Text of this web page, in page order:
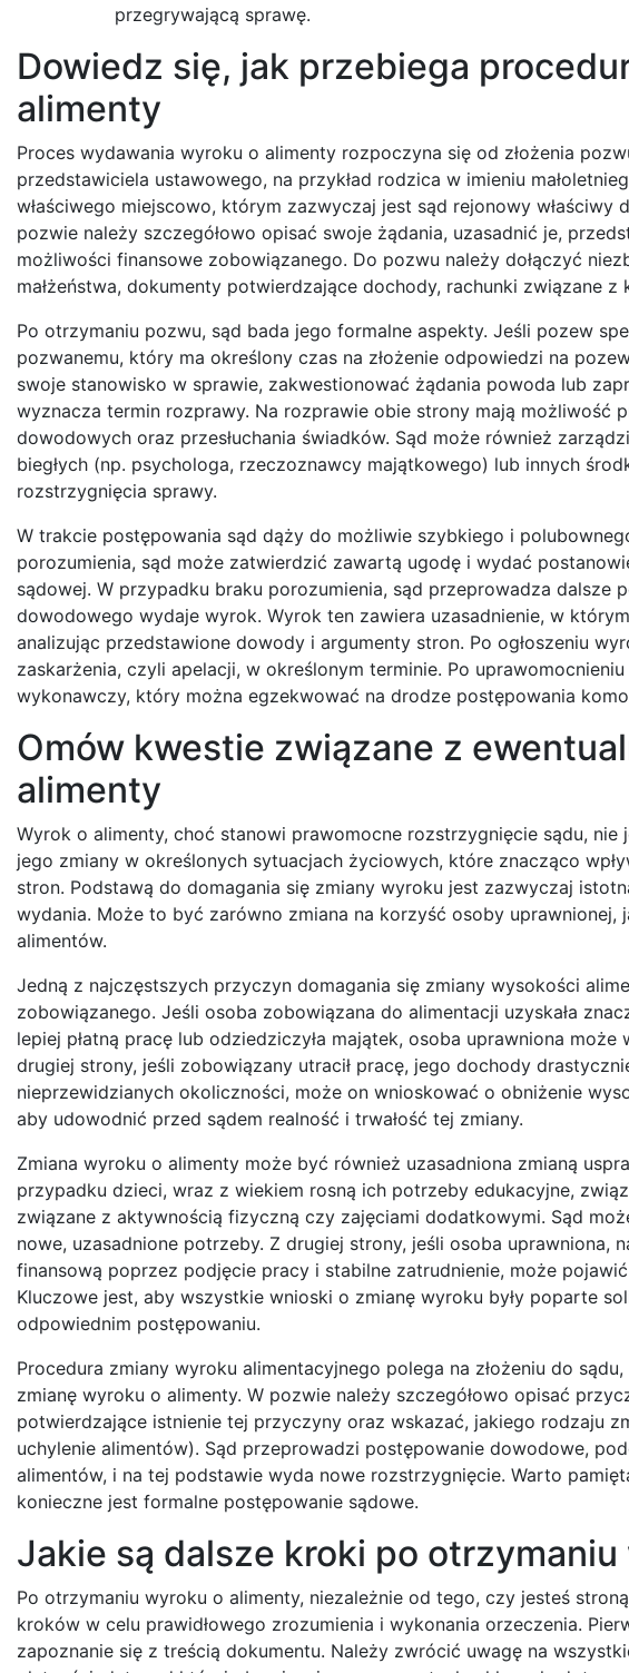
przegrywającą sprawę.
Dowiedz się, jak przebiega
alimenty
Proces wydawania wyroku o alimenty rozpoczyna się od złożenia
przedstawiciela ustawowego, na przykład rodzica w imieniu
właściwego miejscowo, którym zazwyczaj jest sąd rejonowy właściwy
pozwie należy szczegółowo opisać swoje żądania, uzasadnić je,
możliwości finansowe zobowiązanego. Do pozwu należy dołączyć
małżeństwa, dokumenty potwierdzające dochody, rachunki związane
Po otrzymaniu pozwu, sąd bada jego formalne aspekty. Jeśli pozew
pozwanemu, który ma określony czas na złożenie odpowiedzi na
swoje stanowisko w sprawie, zakwestionować żądania powoda lub
wyznacza termin rozprawy. Na rozprawie obie strony mają możliwość
dowodowych oraz przesłuchania świadków. Sąd może również
biegłych (np. psychologa, rzeczoznawcy majątkowego) lub innych
rozstrzygnięcia sprawy.
W trakcie postępowania sąd dąży do możliwie szybkiego i
porozumienia, sąd może zatwierdzić zawartą ugodę i wydać
sądowej. W przypadku braku porozumienia, sąd przeprowadza dalsze
dowodowego wydaje wyrok. Wyrok ten zawiera uzasadnienie, w
analizując przedstawione dowody i argumenty stron. Po ogłoszeniu
zaskarżenia, czyli apelacji, w określonym terminie. Po
wykonawczy, który można egzekwować na drodze postępowania
Omów kwestie związane z
alimenty
Wyrok o alimenty, choć stanowi prawomocne rozstrzygnięcie sądu,
jego zmiany w określonych sytuacjach życiowych, które znacząco
stron. Podstawą do domagania się zmiany wyroku jest zazwyczaj
wydania. Może to być zarówno zmiana na korzyść osoby uprawnionej,
alimentów.
Jedną z najczęstszych przyczyn domagania się zmiany wysokości
zobowiązanego. Jeśli osoba zobowiązana do alimentacji uzyskała
lepiej płatną pracę lub odziedziczyła majątek, osoba uprawniona
drugiej strony, jeśli zobowiązany utracił pracę, jego dochody
nieprzewidzianych okoliczności, może on wnioskować o obniżenie
aby udowodnić przed sądem realność i trwałość tej zmiany.
Zmiana wyroku o alimenty może być również uzasadniona zmianą
przypadku dzieci, wraz z wiekiem rosną ich potrzeby edukacyjne,
związane z aktywnością fizyczną czy zajęciami dodatkowymi. Sąd
nowe, uzasadnione potrzeby. Z drugiej strony, jeśli osoba uprawniona,
finansową poprzez podjęcie pracy i stabilne zatrudnienie, może
Kluczowe jest, aby wszystkie wnioski o zmianę wyroku były poparte
odpowiednim postępowaniu.
Procedura zmiany wyroku alimentacyjnego polega na złożeniu do
zmianę wyroku o alimenty. W pozwie należy szczegółowo opisać
potwierdzające istnienie tej przyczyny oraz wskazać, jakiego rodzaju
uchylenie alimentów). Sąd przeprowadzi postępowanie dowodowe,
alimentów, i na tej podstawie wyda nowe rozstrzygnięcie. Warto
konieczne jest formalne postępowanie sądowe.
Jakie są dalsze kroki po
Po otrzymaniu wyroku o alimenty, niezależnie od tego, czy jesteś
kroków w celu prawidłowego zrozumienia i wykonania orzeczenia.
zapoznanie się z treścią dokumentu. Należy zwrócić uwagę na